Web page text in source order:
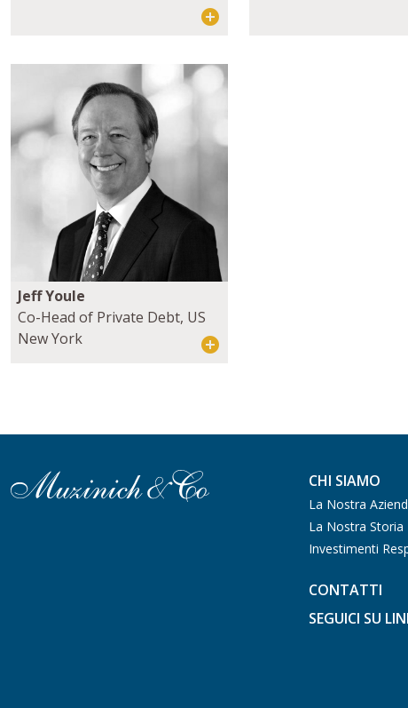
Jeff Youle
Co-Head of Private Debt, US
New York
CHI SIAMO
La Nostra
La Nostra Storia
Investimenti
CONTATTI
SEGUICI SU